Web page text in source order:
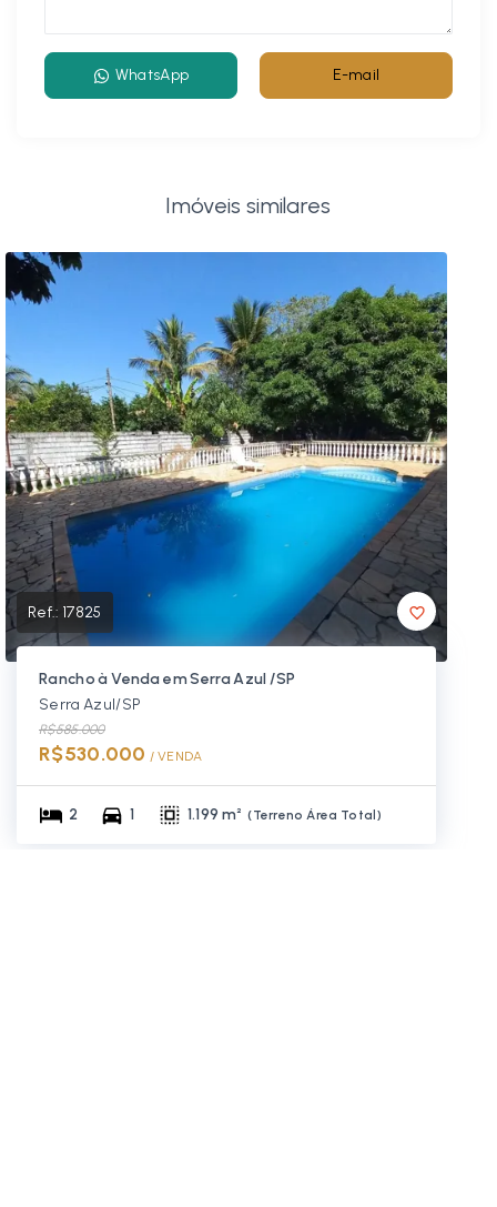
WhatsApp E-mail
Imóveis similares
Ref.: 17825
Rancho à Venda em Serra Azul /SP
Serra Azul/SP
R$585.000
R$530.000 / VENDA
2 1 1.199 m² (Terreno Área Total )